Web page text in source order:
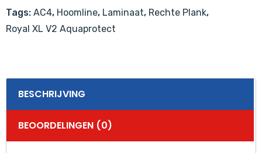
aantal
Tags: AC4, Hoomline, Laminaat, Rechte Plank,
Royal XL V2 Aquaprotect
BESCHRIJVING
BEOORDELINGEN (0)